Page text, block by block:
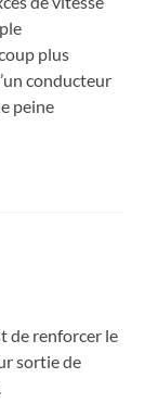
plus
conducteur
peine
de renforcer le
sortie de